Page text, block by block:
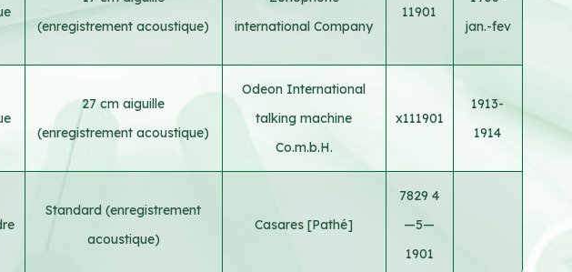
(enregistrement acoustique)
international Company
11901
jan.-fev
27 cm aiguille
(enregistrement acoustique)
Odeon International
talking machine
Co.m.b.H.
x111901
1913-
1914
Standard (enregistrement
acoustique)
Casares [Pathé]
7829 4
—5—
1901